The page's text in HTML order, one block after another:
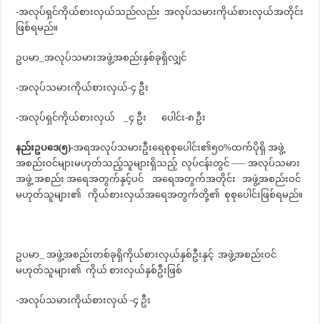
-အလုပ်ရှင်ကိုယ်စားလှယ်သည်လည်း အလုပ်သမားကိုယ်စားလှယ်အတိုင်း
ဖြစ်ရမည်။
ဥပမာ_အလုပ်သမားအဖွဲ့အစည်းနှစ်ခုရှိလျှင်
-အလုပ်သမားကိုယ်စားလှယ်-၄ ဦး
-အလုပ်ရှင်ကိုယ်စားလှယ် _၄ ဦး ပေါင်း-၈ ဦး
နည်းဥပဒေ(၅)-အရအလုပ်သမားဦးရေစုစုပေါင်း၏၅၀%ထက်ပိုရှိ အဖွဲ့
အစည်းဝင်များမဟုတ်သည့်သူများရှိသည့် လုပ်ငန်းတွင် —– အလုပ်သမား
အဖွဲ့ အစည်း အရေအတွက်နှင့်ပင် အရေအတွက်အတိုင်း အဖွဲ့အစည်းဝင်
မဟုတ်သူများ၏ ကိုယ်စားလှယ်အရေအတွက်တို့၏ စုစုပေါင်းဖြစ်ရမည်။
ဥပမာ_ အဖွဲ့အစည်းတစ်ခုရှိကိုယ်စားလှယ်နှစ်ဦးနှင့် အဖွဲ့အစည်းဝင်
မဟုတ်သူများ၏ ကိုယ် စားလှယ်နှစ်ဦးဖြစ်
-အလုပ်သမားကိုယ်စားလှယ် -၄ ဦး